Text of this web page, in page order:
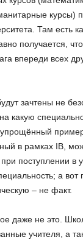
курсы)
Там есть
получается,
впереди всех
зачтены не
какую
в рамках IB,
поступлении в
а вот
– не факт.
даже не это.
учителя, а